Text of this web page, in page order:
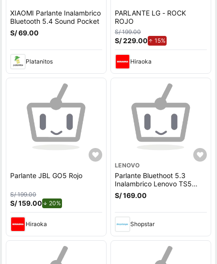
XIAOMI Parlante Inalambrico
Bluetooth 5.4 Sound Pocket
S/ 69.00
Platanitos
PARLANTE LG - ROCK
ROJO
S/ 199.00
S/ 229.00 15%de aumento.
Hiraoka
Parlante JBL GO5 Rojo
S/ 199.00
S/ 159.00 20%
Hiraoka
LENOVO
Parlante Bluethoot 5.3
Inalambrico Lenovo TS5
(JYA)
S/ 169.00
Shopstar